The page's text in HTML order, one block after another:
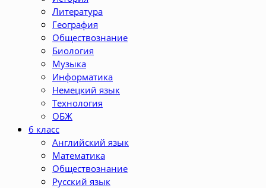
Литература
География
Обществознание
Биология
Музыка
Информатика
Немецкий язык
Технология
ОБЖ
6 класс
Английский язык
Математика
Обществознание
Русский язык